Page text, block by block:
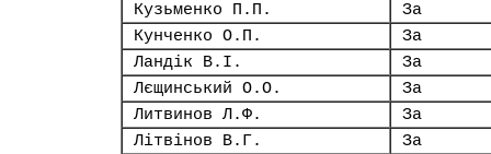
Кузьменко П.П.
За
Кунченко О.П.
За
Ландік В.І.
За
Лєщинський О.О.
За
Литвинов Л.Ф.
За
Літвінов В.Г.
За